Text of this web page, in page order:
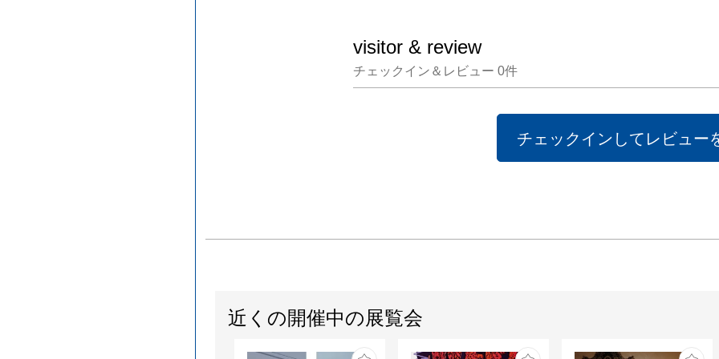
visitor & review
チェックイン＆レビュー 0件
チェックインしてレビュー
近くの開催中の展覧会